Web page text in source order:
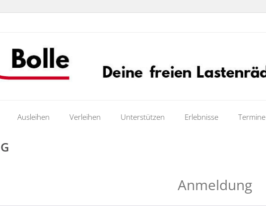
Ausleihen Verleihen Unterstützen Erlebnisse Termine
Anmeldung